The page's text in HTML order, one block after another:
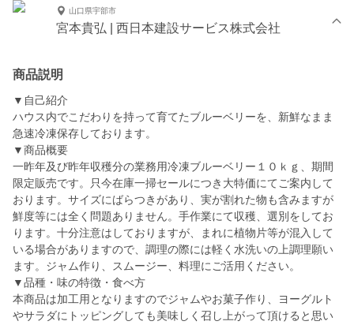
山口県宇部市
宮本貴弘 | 西日本建設サービス株式会社
商品説明
▼自己紹介
ハウス内でこだわりを持って育てたブルーベリーを、新鮮なまま
急速冷凍保存しております。
▼商品概要
一昨年及び昨年収穫分の業務用冷凍ブルーベリー１０ｋｇ、期間
限定販売です。只今在庫一掃セールにつき大特価にてご案内して
おります。サイズにばらつきがあり、実が割れた物も含みますが
鮮度等には全く問題ありません。手作業にて収穫、選別をしてお
ります。十分注意はしておりますが、まれに植物片等が混入して
いる場合がありますので、調理の際には軽く水洗いの上調理願い
ます。ジャム作り、スムージー、料理にご活用ください。
▼品種・味の特徴・食べ方
本商品は加工用となりますのでジャムやお菓子作り、ヨーグルト
やサラダにトッピングしても美味しく召し上がって頂けると思い